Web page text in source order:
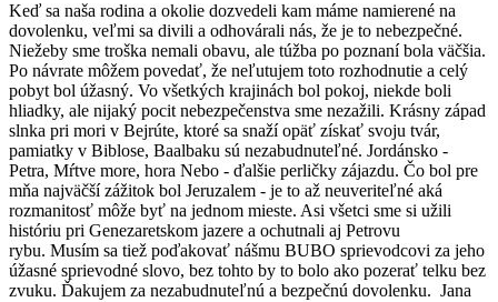
Keď sa naša rodina a okolie dozvedeli kam máme namierené na
dovolenku, veľmi sa divili a odhovárali nás, že je to nebezpečné.
Niežeby sme troška nemali obavu, ale túžba po poznaní bola väčšia.
Po návrate môžem povedať, že neľutujem toto rozhodnutie a celý
pobyt bol úžasný. Vo všetkých krajinách bol pokoj, niekde boli
hliadky, ale nijaký pocit nebezpečenstva sme nezažili. Krásny západ
slnka pri mori v Bejrúte, ktoré sa snaží opäť získať svoju tvár,
pamiatky v Biblose, Baalbaku sú nezabudnuteľné. Jordánsko -
Petra, Mŕtve more, hora Nebo - ďalšie perličky zájazdu. Čo bol pre
mňa najväčší zážitok bol Jeruzalem - je to až neuveriteľné aká
rozmanitosť môže byť na jednom mieste. Asi všetci sme si užili
históriu pri Genezaretskom jazere a ochutnali aj Petrovu
rybu. Musím sa tiež poďakovať nášmu BUBO sprievodcovi za jeho
úžasné sprievodné slovo, bez tohto by to bolo ako pozerať telku bez
zvuku. Ďakujem za nezabudnuteľnú a bezpečnú dovolenku. Jana